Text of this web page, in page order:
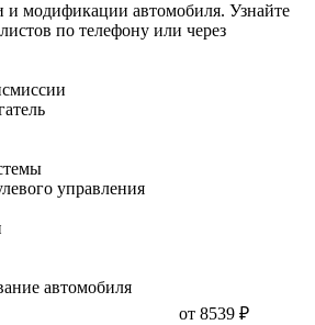
и модификации автомобиля. Узнайте
по телефону или через
управления
автомобиля
от 8539 ₽